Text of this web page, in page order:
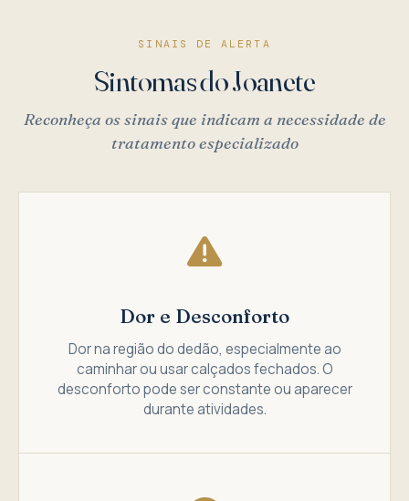
SINAIS DE ALERTA
Sintomas do Joanete
Reconheça os sinais que indicam a necessidade de
tratamento especializado
Dor e Desconforto
Dor na região do dedão, especialmente ao
caminhar ou usar calçados fechados. O
desconforto pode ser constante ou aparecer
durante atividades.